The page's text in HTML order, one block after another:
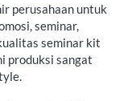
perusahaan untuk
seminar,
seminar kit
produksi sangat